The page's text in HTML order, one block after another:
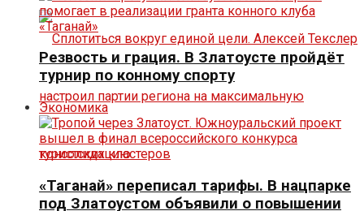
Резвость и грация. В Златоусте пройдёт
турнир по конному спорту
Экономика
«Таганай» переписал тарифы. В нацпарке
под Златоустом объявили о повышении